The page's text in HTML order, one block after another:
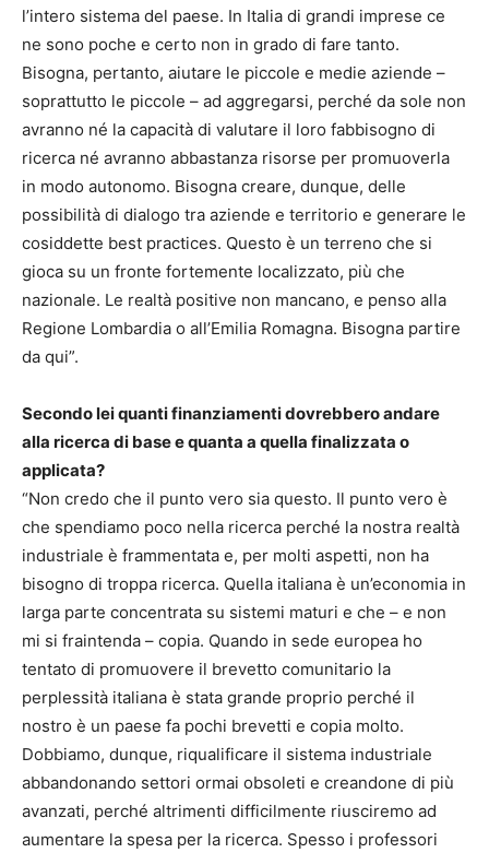
l’intero sistema del paese. In Italia di grandi imprese ce
ne sono poche e certo non in grado di fare tanto.
Bisogna, pertanto, aiutare le piccole e medie aziende –
soprattutto le piccole – ad aggregarsi, perché da sole non
avranno né la capacità di valutare il loro fabbisogno di
ricerca né avranno abbastanza risorse per promuoverla
in modo autonomo. Bisogna creare, dunque, delle
possibilità di dialogo tra aziende e territorio e generare le
cosiddette best practices. Questo è un terreno che si
gioca su un fronte fortemente localizzato, più che
nazionale. Le realtà positive non mancano, e penso alla
Regione Lombardia o all’Emilia Romagna. Bisogna partire
da qui”.
Secondo lei quanti finanziamenti dovrebbero andare
alla ricerca di base e quanta a quella finalizzata o
applicata?
“Non credo che il punto vero sia questo. Il punto vero è
che spendiamo poco nella ricerca perché la nostra realtà
industriale è frammentata e, per molti aspetti, non ha
bisogno di troppa ricerca. Quella italiana è un’economia in
larga parte concentrata su sistemi maturi e che – e non
mi si fraintenda – copia. Quando in sede europea ho
tentato di promuovere il brevetto comunitario la
perplessità italiana è stata grande proprio perché il
nostro è un paese fa pochi brevetti e copia molto.
Dobbiamo, dunque, riqualificare il sistema industriale
abbandonando settori ormai obsoleti e creandone di più
avanzati, perché altrimenti difficilmente riusciremo ad
aumentare la spesa per la ricerca. Spesso i professori